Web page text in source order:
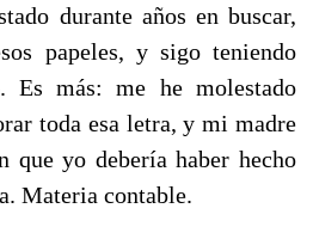
durante años en buscar,
papeles, y sigo teniendo
Es más: me he molestado
toda esa letra, y mi madre
que yo debería haber hecho
Materia contable.